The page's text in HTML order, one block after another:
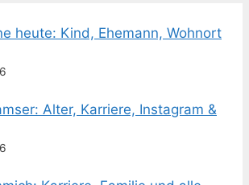
heute: Kind, Ehemann, Wohnort
Alter, Karriere, Instagram &